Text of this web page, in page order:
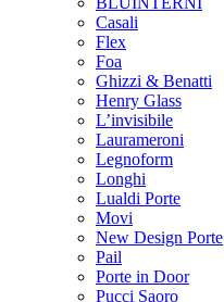
Casali
Flex
Foa
Ghizzi & Benatti
Henry Glass
L’invisibile
Laurameroni
Legnoform
Longhi
Lualdi Porte
Movi
New Design Porte
Pail
Porte in Door
Pucci Saoro